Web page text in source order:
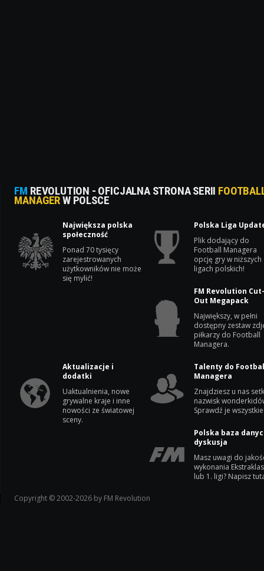
FM REVOLUTION - OFICJALNA STRONA SERII
MANAGERW POLSCE
Największa polska
społeczność
Ponad 70 tysięcy
zarejestrowanych
użytkowników nie może
się mylić!
Polska Liga
Plik dodający do
Football Managera
opcję gry w niższych
ligach polskich!
FM Revolution
Out Megapack
Największy, w pełni
dostępny zestaw
piłkarzy do Football
Managera.
Aktualizacje i
dodatki
Uaktualnienia, nowe
grywalne kraje i inne
nowości ze światowej
sceny.
Talenty do
Managera
Znajdziesz u nas
nazwisk
Sprawdź je
Polska baza
dyskusja
Masz uwagi do
wykonania
lub 1. ligi? Napisz
Copyright © 2002-2026 by FM Revolution